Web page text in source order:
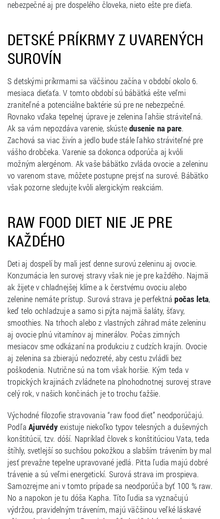
nebezpečné aj pre dospelého človeka, nieto ešte pre dieťa.
DETSKÉ PRÍKRMY Z UVARENÝCH
SUROVÍN
S detskými príkrmami sa väčšinou začína v období okolo 6.
mesiaca dieťaťa. V tomto období sú bábätká ešte veľmi
zraniteľné a potenciálne baktérie sú pre ne nebezpečné.
Rovnako vďaka tepelnej úprave je zelenina ľahšie stráviteľná.
Ak sa vám nepozdáva varenie, skústedusenie na pare.
Zachová sa viac živín a jedlo bude stále ľahko stráviteľné pre
vášho drobčeka. Varenie sa dokonca odporúča aj kvôli
možným alergénom. Ak vaše bábätko zvláda ovocie a zeleninu
vo varenom stave, môžete postupne prejsť na surové. Bábätko
však pozorne sledujte kvôli alergickým reakciám.
RAW FOOD DIET NIE JE PRE
KAŽDÉHO
Deti aj dospelí by mali jesť denne surovú zeleninu aj ovocie.
Konzumácia len surovej stravy však nie je pre každého. Najmä
ak žijete v chladnejšej klíme a k čerstvému ovociu alebo
zelenine nemáte prístup. Surová strava je perfektnápočas leta,
keď telo ochladzuje a samo si pýta najmä šaláty, šťavy,
smoothies. Na trhoch alebo z vlastných záhrad máte zeleninu
aj ovocie plnú vitamínov aj minerálov. Počas zimných
mesiacov sme odkázaní na produkciu z cudzích krajín. Ovocie
aj zelenina sa zbierajú nedozreté, aby cestu zvládli bez
poškodenia. Nutrične sú na tom však horšie. Kým teda v
tropických krajinách zvládnete na plnohodnotnej surovej strave
celý rok, v našich končinách je to trochu ťažšie.
Východné filozofie stravovania “raw food diet” neodporúčajú.
PodľaAjurvédyexistuje niekoľko typov telesných a duševných
konštitúcií, tzv. dóší. Napríklad človek s konštitúciou Vata, teda
štíhly, svetlejší so suchšou pokožkou a slabším trávením by mal
jesť prevažne tepelne upravované jedlá. Pitta ľudia majú dobré
trávenie a sú veľmi energetickí. Surová strava im prospieva.
Samozrejme ani v tomto prípade sa neodporúča byť 100 % raw.
No a napokon je tu dóša Kapha. Títo ľudia sa vyznačujú
výdržou, pravidelným trávením, majú väčšinou veľké láskavé